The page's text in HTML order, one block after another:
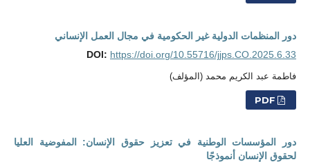
دور المنظمات الدولية غير الحكومية في مجال العمل الإنساني
DOI: https://doi.org/10.55716/jjps.CO.2025.6.33
فاطمة عبد الكريم محمد (المؤلف)
PDF
دور المؤسسات الوطنية في تعزيز حقوق الإنسان: المفوضية العليا
لحقوق الإنسان أنموذجًا